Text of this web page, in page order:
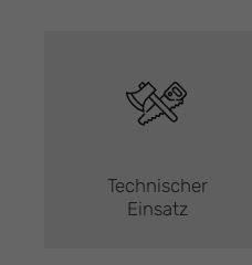
Technischer
Einsatz